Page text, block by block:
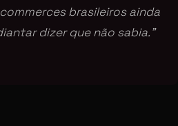
brasileiros ainda
dizer que não sabia.”